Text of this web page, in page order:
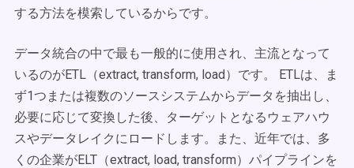
する方法を模索しているからです。
データ統合の中で最も一般的に使用され、主流となって
いるのがETL（extract, transform, load）です。 ETLは、ま
ず1つまたは複数のソースシステムからデータを抽出し、
必要に応じて変換した後、ターゲットとなるウェアハウ
スやデータレイクにロードします。また、近年では、多
くの企業がELT（extract, load, transform）パイプラインを